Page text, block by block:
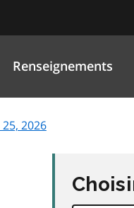
Renseignements
2026